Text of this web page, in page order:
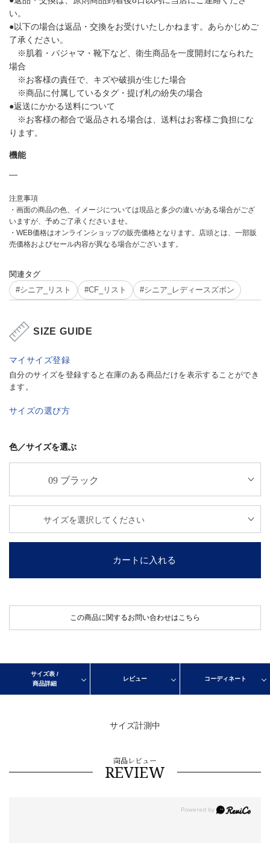
い。
●以下の場合は返品・交換をお受けいたしかねます。あらかじめご
了承ください。
※肌着・パジャマ・靴下など、衛生商品を一度開封になられた
場合
※お客様の責任で、キズや破損が生じた場合
※商品に付属しているタグ・提げ札の紛失の場合
●返送にかかる送料について
※お客様の都合で返品される場合は、送料はお客様ご負担にな
ります。
機能
―
注意事項
・画面の商品の色、イメージについては現品と多少の違いがある場合がござ
いますが、予めご了承くださいませ。
・WEB価格はオンラインショップの販売価格となります。店頭とは、一部販
売価格およびセール内容が異なる場合がございます。
関連タグ
#シニア_リスト
#CF_リスト #シニア_レディースズボン
SIZE GUIDE
マイサイズ登録
自分のサイズを登録すると在庫のある商品だけを表示することができ
ます。
サイズの選び方
色／サイズを選ぶ
カートに入れる
この商品に関するお問い合わせはこちら
サイズ表 /
商品詳細
レビュー コーディネート
サイズ計測中
商品レビュー
REVIEW